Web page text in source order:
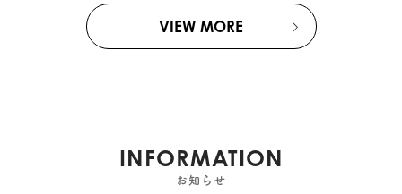
VIEW MORE
INFORMATION
お知らせ